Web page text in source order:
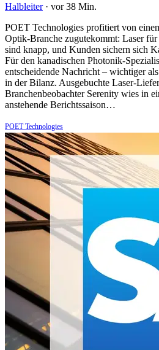
Halbleiter · vor 38 Min.
POET Technologies profitiert von
Optik-Branche zugutekommt: Laser
sind knapp, und Kunden sichern sich
Für den kanadischen Photonik-
entscheidende Nachricht – wichtiger
in der Bilanz. Ausgebuchte Laser-
Branchenbeobachter Serenity wies in
anstehende Berichtssaison…
POET Technologies